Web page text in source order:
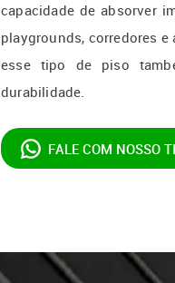
capacidade de absorver
playgrounds, corredores e
esse tipo de piso
durabilidade.
FALE COM NOSSO